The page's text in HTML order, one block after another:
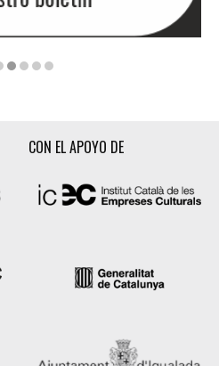
CON EL APOYO DE